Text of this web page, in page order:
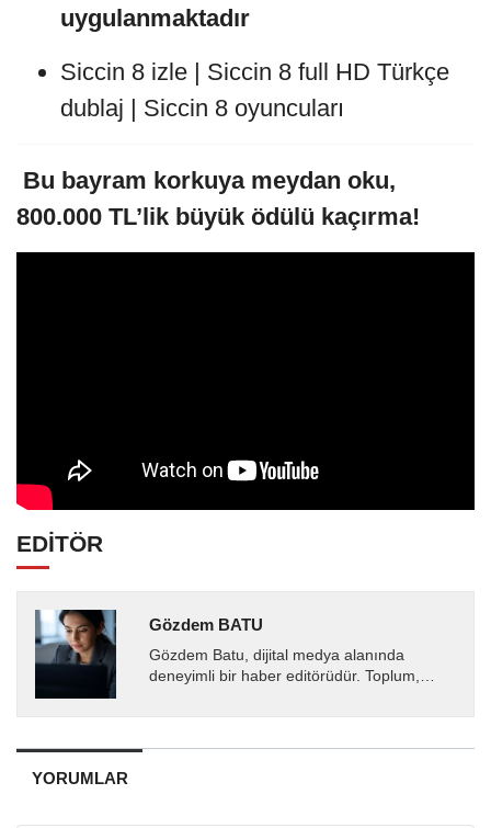
uygulanmaktadır
Siccin 8 izle | Siccin 8 full HD Türkçe
dublaj | Siccin 8 oyuncuları
Bu bayram korkuya meydan oku,
800.000 TL’lik büyük ödülü kaçırma!
EDİTÖR
Gözdem BATU
Gözdem Batu, dijital medya alanında
deneyimli bir haber editörüdür. Toplum,
doğru, tarafsız ve...
YORUMLAR